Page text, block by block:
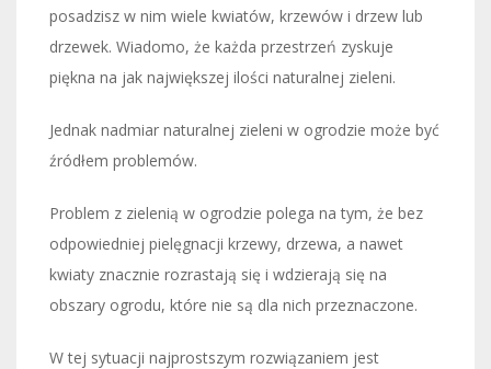
posadzisz w nim wiele kwiatów, krzewów i drzew lub
drzewek. Wiadomo, że każda przestrzeń zyskuje
piękna na jak największej ilości naturalnej zieleni.
Jednak nadmiar naturalnej zieleni w ogrodzie może być
źródłem problemów.
Problem z zielenią w ogrodzie polega na tym, że bez
odpowiedniej pielęgnacji krzewy, drzewa, a nawet
kwiaty znacznie rozrastają się i wdzierają się na
obszary ogrodu, które nie są dla nich przeznaczone.
W tej sytuacji najprostszym rozwiązaniem jest